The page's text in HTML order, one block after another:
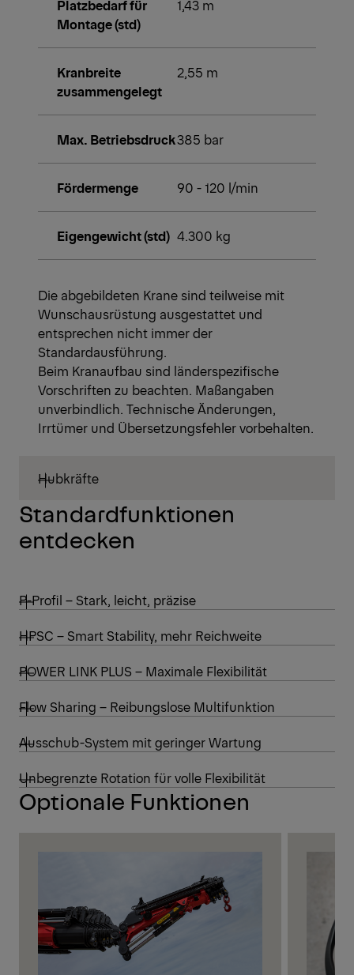
Platzbedarf für
Montage (std)
1,43 m
Kranbreite
zusammengelegt
2,55 m
Max. Betriebsdruck385 bar
Fördermenge 90 - 120 l/min
Eigengewicht (std) 4.300 kg
Die abgebildeten Krane sind teilweise mit
Wunschausrüstung ausgestattet und
entsprechen nicht immer der
Standardausführung.
Beim Kranaufbau sind länderspezifische
Vorschriften zu beachten. Maßangaben
unverbindlich. Technische Änderungen,
Irrtümer und Übersetzungsfehler vorbehalten.
Hubkräfte
Standardfunktionen
entdecken
P-Profil – Stark, leicht, präzise
HPSC – Smart Stability, mehr Reichweite
POWER LINK PLUS – Maximale Flexibilität
Flow Sharing – Reibungslose Multifunktion
Ausschub-System mit geringer Wartung
Unbegrenzte Rotation für volle Flexibilität
Optionale Funktionen